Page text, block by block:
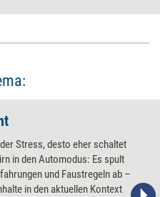
Stress, desto eher schaltet
in den Automodus: Es spult
und Faustregeln ab –
in den aktuellen Kontext